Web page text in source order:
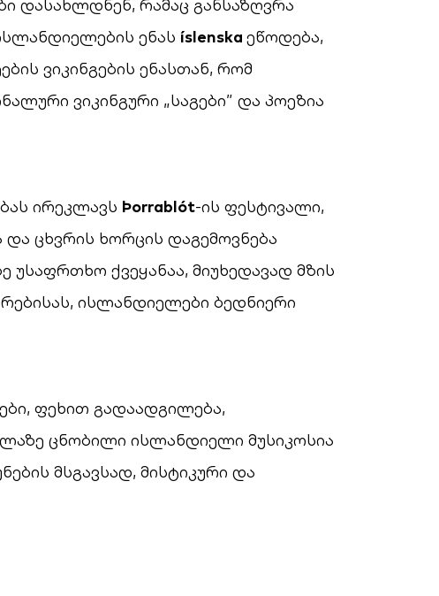
დასახლდნენ, რამაც განსაზღვრა
ენას íslenska ეწოდება,
ვიკინგების ენასთან, რომ
ვიკინგური „საგები” და პოეზია
ირეკლავს Þorrablót-ის ფესტივალი,
ცხვრის ხორცის დაგემოვნება
ქვეყანაა, მიუხედავად მზის
ისლანდიელები ბედნიერი
ფეხით გადაადგილება,
ცნობილი ისლანდიელი მუსიკოსია
მსგავსად, მისტიკური და